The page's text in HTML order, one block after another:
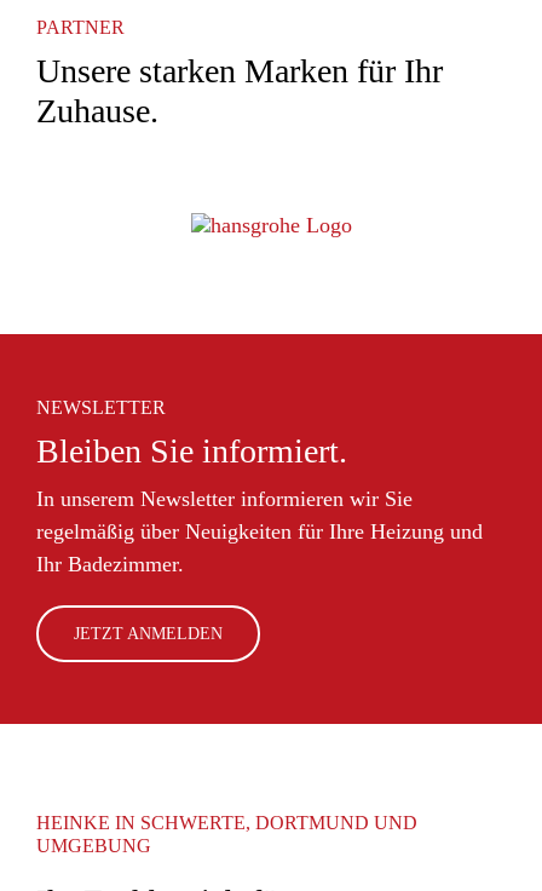
PARTNER
Unsere starken Marken für Ihr
Zuhause.
NEWSLETTER
Bleiben Sie informiert.
In unserem Newsletter informieren wir Sie
regelmäßig über Neuigkeiten für Ihre Heizung und
Ihr Badezimmer.
JETZT ANMELDEN
HEINKE IN SCHWERTE, DORTMUND UND
UMGEBUNG